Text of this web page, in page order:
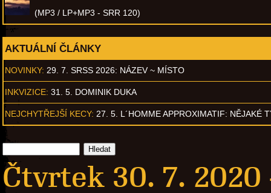
(MP3 / LP+MP3 - SRR 120)
AKTUÁLNÍ ČLÁNKY
NOVINKY: 29. 7. SRSS 2026: NÁZEV ~ MÍSTO
INKVIZICE: 31. 5. DOMINIK DUKA
NEJCHYTŘEJŠÍ KECY: 27. 5. L´HOMME APPROXIMATIF: NĚJAKÉ
Čtvrtek 30. 7.